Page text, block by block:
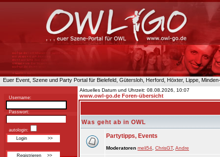
Euer Event, Szene und Party Portal für Bielefeld, Gütersloh, Herford, Höxter, Lippe,
Username:
Passwort:
autologin:
Aktuelles Datum und Uhrzeit: 08.08.2026, 10:07
www.owl-go.de Foren-übersicht
Was geht ab in OWL
Partytipps, Events
Moderatoren meli54 ChrisGT, Andre